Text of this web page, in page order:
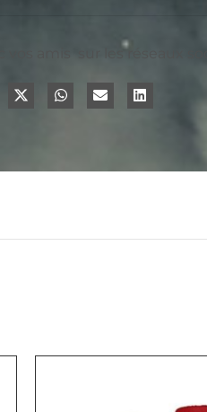
vos amis sur les réseaux